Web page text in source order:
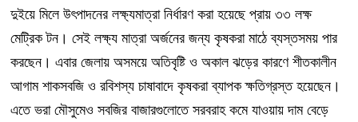
দুইয়ে মিলে উৎপাদনের লক্ষ্যমাত্রা নির্ধারণ করা হয়েছে প্রায় ৩৩ লক্ষ
মেট্রিক টন। সেই লক্ষ্য মাত্রা অর্জনের জন্য কৃষকরা মাঠে ব্যস্তসময় পার
করছেন। এবার জেলায় অসময়ে অতিবৃষ্টি ও অকাল ঝড়ের কারণে শীতকালীন
আগাম শাকসবজি ও রবিশস্য চাষাবাদে কৃষকরা ব্যাপক ক্ষতিগ্রস্ত হয়েছেন।
এতে ভরা মৌসুমেও সবজির বাজারগুলোতে সরবরাহ কমে যাওয়ায় দাম বেড়ে